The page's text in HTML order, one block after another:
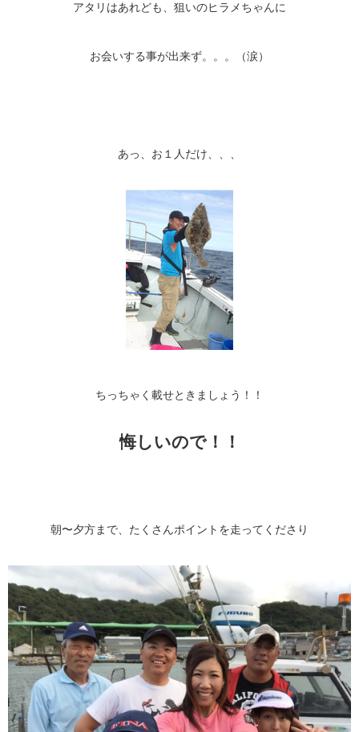
アタリはあれども、狙いのヒラメちゃんに
お会いする事が出来ず。。。（涙）
あっ、お１人だけ、、、
ちっちゃく載せときましょう！！
悔しいので！！
朝〜夕方まで、たくさんポイントを走ってくださり